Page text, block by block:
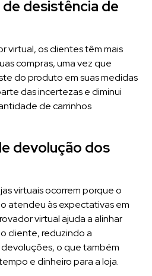
de desistência de
virtual, os clientes têm mais
compras, uma vez que
do produto em suas medidas
das incertezas e diminui
de carrinhos
devolução dos
virtuais ocorrem porque o
atendeu às expectativas em
virtual ajuda a alinhar
cliente, reduzindo a
o que também
e dinheiro para a loja.